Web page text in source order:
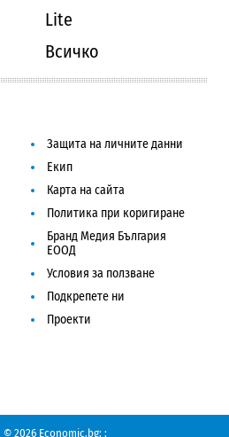
Lite
Всичко
Защита на личните данни
Екип
Карта на сайта
Политика при коригиране
Бранд Медия България
ЕООД
Условия за ползване
Подкрепете ни
Проекти
© 2026 Economic.bg; ;